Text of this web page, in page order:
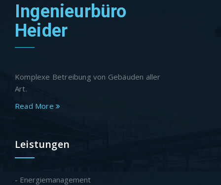
Ingenieurbüro
Heider
Komplexe Betreibung von Gebäuden aller
Art.
Read More
Leistungen
- Energiemanagement